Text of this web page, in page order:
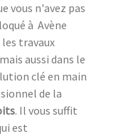
vous n'avez pas
à Avène
travaux
aussi dans le
clé en main
de la
. Il vous suffit
est